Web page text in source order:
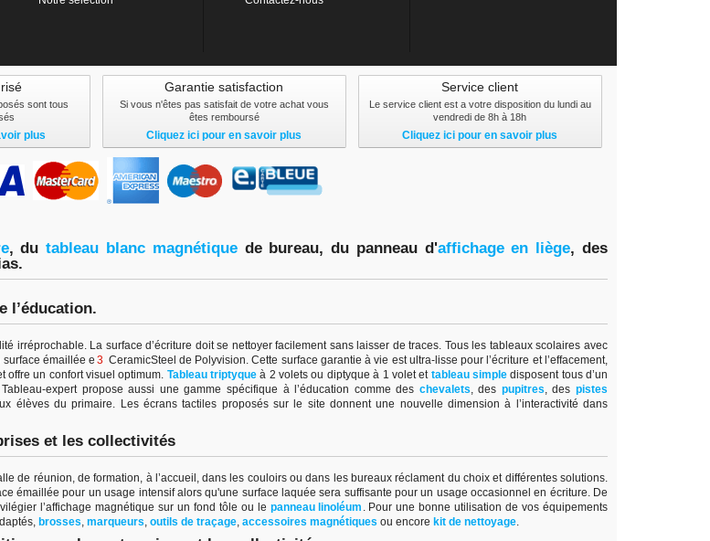
sont tous
plus
Garantie satisfaction
Si vous n'êtes pas satisfait de votre achat vous
êtes remboursé
Cliquez ici pour en savoir plus
Service client
Le service client est a votre disposition du lundi au
vendredi de 8h à 18h
Cliquez ici pour en savoir plus
e, du tableau blanc magnétique de bureau, du panneau d'affichage en liège, des
l’éducation.
irréprochable. La surface d’écriture doit se nettoyer facilement sans laisser de traces. Tous les tableaux scolaires avec
émaillée e 3 CeramicSteel de Polyvision. Cette surface garantie à vie est ultra-lisse pour l’écriture et l’effacement,
offre un confort visuel optimum. Tableau triptyque à 2 volets ou diptyque à 1 volet et tableau simple disposent tous d’un
expert propose aussi une gamme spécifique à l’éducation comme des chevalets, des pupitres, des pistes
élèves du primaire. Les écrans tactiles proposés sur le site donnent une nouvelle dimension à l’interactivité dans
et les collectivités
de réunion, de formation, à l’accueil, dans les couloirs ou dans les bureaux réclament du choix et différentes solutions.
émaillée pour un usage intensif alors qu'une surface laquée sera suffisante pour un usage occasionnel en écriture. De
l’affichage magnétique sur un fond tôle ou le panneau linoléum . Pour une bonne utilisation de vos équipements
brosses, marqueurs, outils de traçage, accessoires magnétiques ou encore kit de nettoyage.